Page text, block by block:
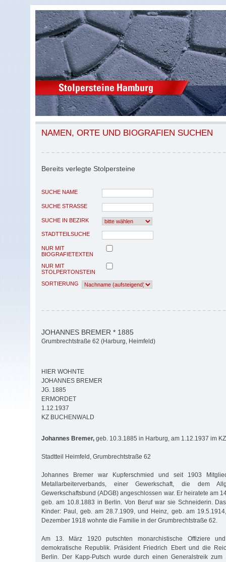
NAMEN, ORTE UND BIOGRAFIEN SUCHEN
Bereits verlegte Stolpersteine
SUCHE NAME
SUCHE STRASSE
SUCHE IN BEZIRK
STADTTEILSUCHE
NUR MIT
BIOGRAFIETEXTEN
NUR MIT
STOLPERTONSTEIN
SORTIERUNG
JOHANNES BREMER * 1885
Grumbrechtstraße 62 (Harburg, Heimfeld)
HIER WOHNTE
JOHANNES BREMER
JG. 1885
ERMORDET
1.12.1937
KZ BUCHENWALD
Johannes Bremer, geb. 10.3.1885 in Harburg, am 1.12.1937 im
Stadtteil Heimfeld, Grumbrechtstraße 62
Johannes Bremer war Kupferschmied und seit 1903
Metallarbeiterverbands, einer Gewerkschaft, die dem
Gewerkschaftsbund (ADGB) angeschlossen war. Er heiratete am
geb. am 10.8.1883 in Berlin. Von Beruf war sie Schneiderin.
Kinder: Paul, geb. am 28.7.1909, und Heinz, geb. am
Dezember 1918 wohnte die Familie in der Grumbrechtstraße 62.
Am 13. März 1920 putschten monarchistische Offiziere
demokratische Republik. Präsident Friedrich Ebert und die
Berlin. Der Kapp-Putsch wurde durch einen Generalstreik zum